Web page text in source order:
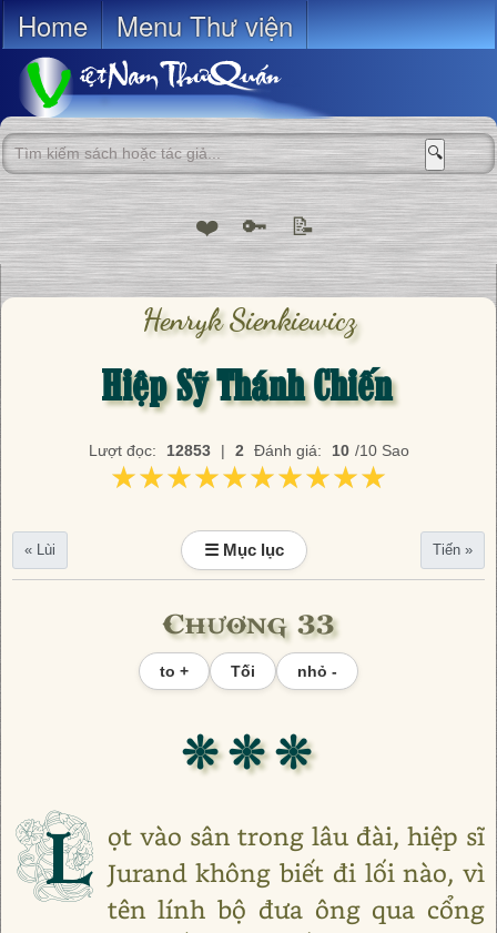
Home Menu Thư viện
🔍
❤️ 🔑 📝
Henryk Sienkiewicz
Hiệp Sỹ Thánh Chiến
Lượt đọc: 12853 | 2 Đánh giá: 10 /10 Sao
★★★★★★★★★★
★★★★★★★★★★
« Lùi ☰ Mục lục Tiến »
Chương 33
to + Tối nhỏ -
❊ ❊ ❊
L ọt vào sân trong lâu đài, hiệp sĩ
Jurand không biết đi lối nào, vì
tên lính bộ đưa ông qua cổng